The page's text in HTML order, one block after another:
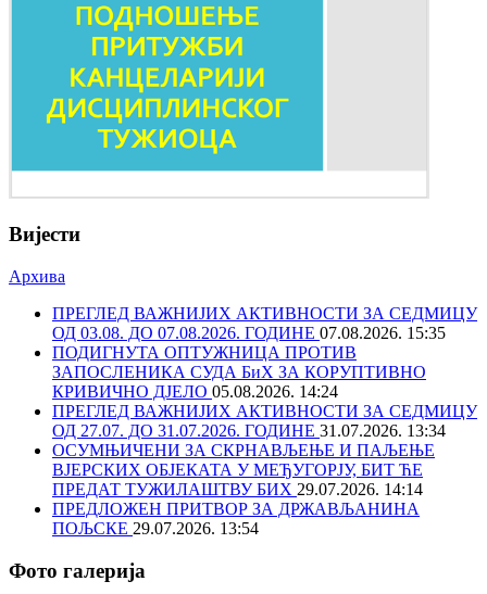
Вијести
Архива
ПРЕГЛЕД ВАЖНИЈИХ АКТИВНОСТИ ЗА СЕДМИЦУ
ОД 03.08. ДО 07.08.2026. ГОДИНЕ 07.08.2026. 15:35
ПОДИГНУТА ОПТУЖНИЦА ПРОТИВ
ЗАПОСЛЕНИКА СУДА БиХ ЗА КОРУПТИВНО
КРИВИЧНО ДЈЕЛО 05.08.2026. 14:24
ПРЕГЛЕД ВАЖНИЈИХ АКТИВНОСТИ ЗА СЕДМИЦУ
ОД 27.07. ДО 31.07.2026. ГОДИНЕ 31.07.2026. 13:34
ОСУМЊИЧЕНИ ЗА СКРНАВЉЕЊЕ И ПАЉЕЊЕ
ВЈЕРСКИХ ОБЈЕКАТА У МЕЂУГОРЈУ, БИТ ЋЕ
ПРЕДАТ ТУЖИЛАШТВУ БИХ 29.07.2026. 14:14
ПРЕДЛОЖЕН ПРИТВОР ЗА ДРЖАВЉАНИНА
ПОЉСКЕ 29.07.2026. 13:54
Фото галерија